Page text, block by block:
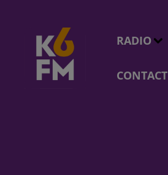
RADIO
CONTACT